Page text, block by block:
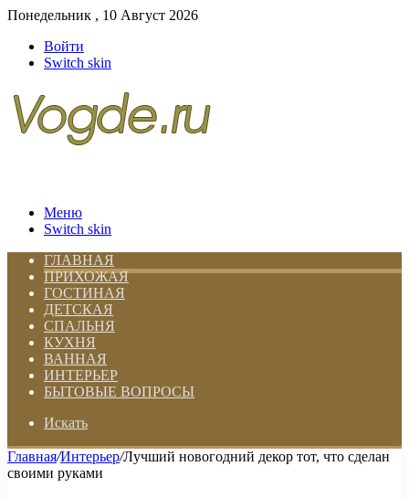
Понедельник , 10 Август 2026
Войти
Switch skin
Меню
Switch skin
ГЛАВНАЯ
ПРИХОЖАЯ
ГОСТИНАЯ
ДЕТСКАЯ
СПАЛЬНЯ
КУХНЯ
ВАННАЯ
ИНТЕРЬЕР
БЫТОВЫЕ ВОПРОСЫ
Искать
Главная/Интерьер/Лучший новогодний декор тот, что сделан
своими руками